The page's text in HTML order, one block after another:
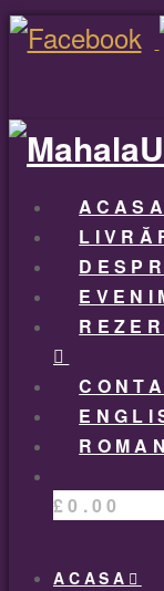
ACASA
£0.00
ACASA